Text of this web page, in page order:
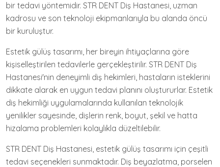
bir tedavi yöntemidir. STR DENT Diş Hastanesi, uzman
kadrosu ve son teknoloji ekipmanlarıyla bu alanda öncü
bir kuruluştur.
Estetik gülüş tasarımı, her bireyin ihtiyaçlarına göre
kişiselleştirilen tedavilerle gerçekleştirilir. STR DENT Diş
Hastanesi'nin deneyimli diş hekimleri, hastaların isteklerini
dikkate alarak en uygun tedavi planını oluştururlar. Estetik
diş hekimliği uygulamalarında kullanılan teknolojik
yenilikler sayesinde, dişlerin renk, boyut, şekil ve hatta
hizalama problemleri kolaylıkla düzeltilebilir.
STR DENT Diş Hastanesi, estetik gülüş tasarımı için çeşitli
tedavi seçenekleri sunmaktadır. Diş beyazlatma, porselen